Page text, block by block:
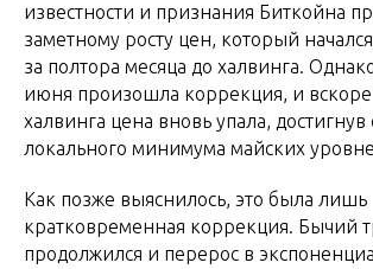
известности и признания Биткойна
заметному росту цен, который
за полтора месяца до халвинга.
июня произошла коррекция, и вскоре
халвинга цена вновь упала, достигнув
локального минимума майских
Как позже выяснилось, это была лишь
кратковременная коррекция. Бычий
продолжился и перерос в